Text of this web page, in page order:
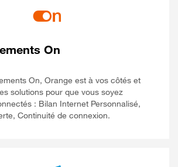
On
On, Orange est à vos côtés et
solutions pour que vous soyez
: Bilan Internet Personnalisé,
Continuité de connexion.